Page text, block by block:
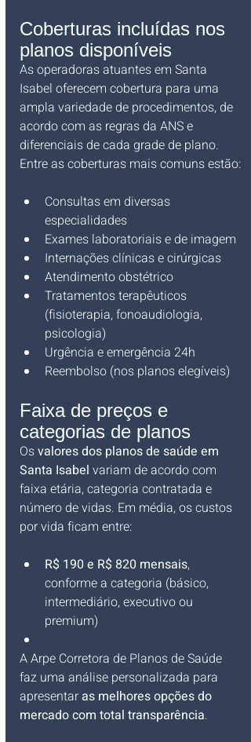
Coberturas incluídas nos
planos disponíveis
As operadoras atuantes em Santa
Isabel oferecem cobertura para uma
ampla variedade de procedimentos, de
acordo com as regras da ANS e
diferenciais de cada grade de plano.
Entre as coberturas mais comuns estão:
Consultas em diversas
especialidades
Exames laboratoriais e de imagem
Internações clínicas e cirúrgicas
Atendimento obstétrico
Tratamentos terapêuticos
(fisioterapia, fonoaudiologia,
psicologia)
Urgência e emergência 24h
Reembolso (nos planos elegíveis)
Faixa de preços e
categorias de planos
Os valores dos planos de saúde em
Santa Isabel variam de acordo com
faixa etária, categoria contratada e
número de vidas. Em média, os custos
por vida ficam entre:
R$ 190 e R$ 820 mensais,
conforme a categoria (básico,
intermediário, executivo ou
premium)
A Arpe Corretora de Planos de Saúde
faz uma análise personalizada para
apresentar as melhores opções do
mercado com total transparência.